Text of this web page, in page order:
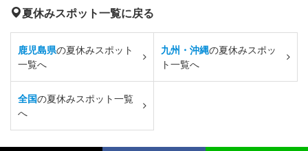
夏休みスポット一覧に戻る
鹿児島県の夏休みスポット
一覧へ
九州・沖縄の夏休みスポッ
ト一覧へ
全国の夏休みスポット一覧
へ